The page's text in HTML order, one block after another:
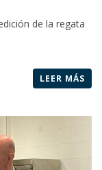
de la regata
LEER MÁS